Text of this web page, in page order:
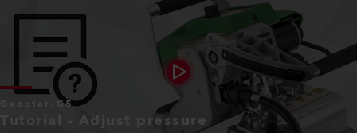
Geostar-G5
Tutorial - Adjust pressure